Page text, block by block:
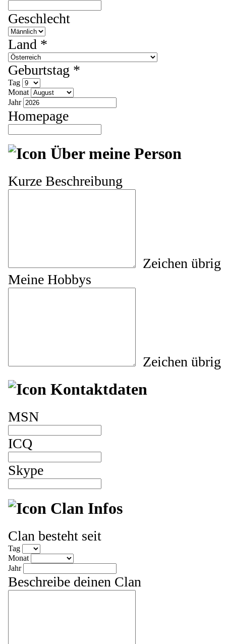
Geschlecht
Land *
Geburtstag *
Tag
Monat
Jahr
Homepage
Über meine Person
Kurze Beschreibung
Zeichen übrig
Meine Hobbys
Zeichen übrig
Kontaktdaten
MSN
ICQ
Skype
Clan Infos
Clan besteht seit
Tag
Monat
Jahr
Beschreibe deinen Clan